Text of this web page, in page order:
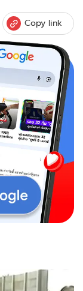
Copy link